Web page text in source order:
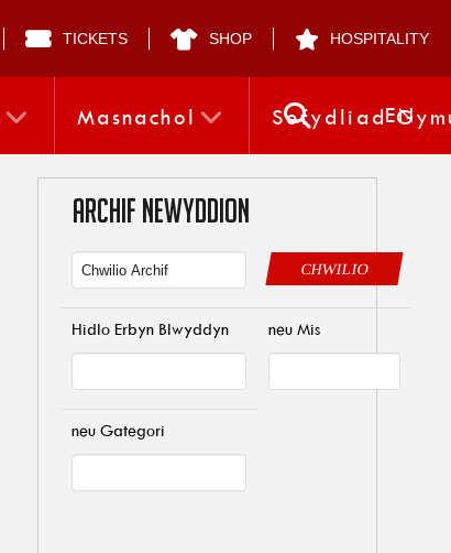
TICKETS SHOP HOSPITALITY
Masnachol SefydliadEN
ARCHIF NEWYDDION
CHWILIO
Hidlo Erbyn Blwyddyn neu Mis
neu Gategori